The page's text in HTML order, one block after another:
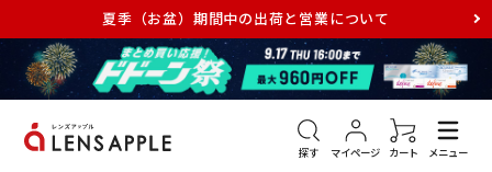
夏季（お盆）期間中の出荷と営業について
探す マイページ カート メニュー
アキュビュー メダリスト メガネ